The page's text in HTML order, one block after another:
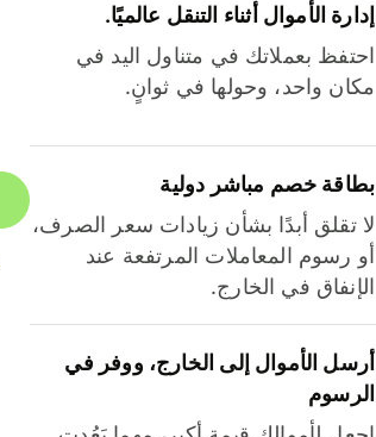
إدارة الأموال أثناء التنقل عالميًا.
احتفظ بعملاتك في متناول اليد في
مكان واحد، وحولها في ثوانٍ.
بطاقة خصم مباشر دولية
لا تقلق أبدًا بشأن زيادات سعر الصرف،
أو رسوم المعاملات المرتفعة عند
الإنفاق في الخارج.
أرسل الأموال إلى الخارج، ووفر في
الرسوم